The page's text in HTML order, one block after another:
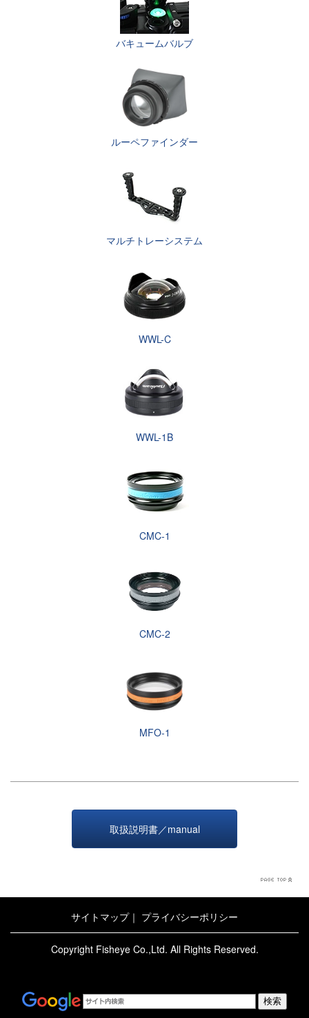
バキュームバルブ
ルーペファインダー
マルチトレーシステム
WWL-C
WWL-1B
CMC-1
CMC-2
MFO-1
取扱説明書／manual
サイトマップ｜ プライバシーポリシー
Copyright Fisheye Co.,Ltd. All Rights Reserved.